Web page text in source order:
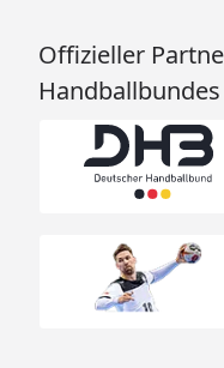
Offizieller
Handballbundes